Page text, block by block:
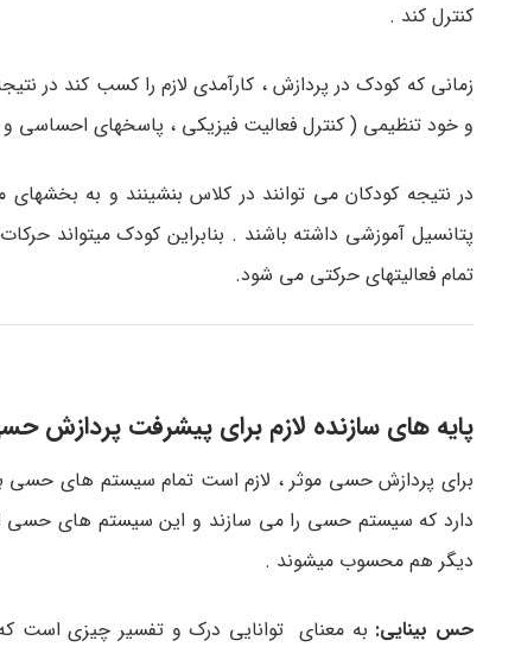
کنترل کند .
زمانی که کودک در پردازش ، کارآمدی لازم را کسب کند در
و خود تنظیمی ( کنترل فعالیت فیزیکی ، پاسخهای
در نتیجه کودکان می توانند در کلاس بنشینند و به
پتانسیل آموزشی داشته باشند . بنابراین کودک میتواند
تمام فعالیتهای حرکتی می شود.
پایه های سازنده لازم برای پیشرفت پردازش
دارد که سیستم حسی را می سازند و این سیستم های حسی
دیگر هم محسوب میشوند .
حس بینایی: به معنای توانایی درک و تفسیر چیزی است